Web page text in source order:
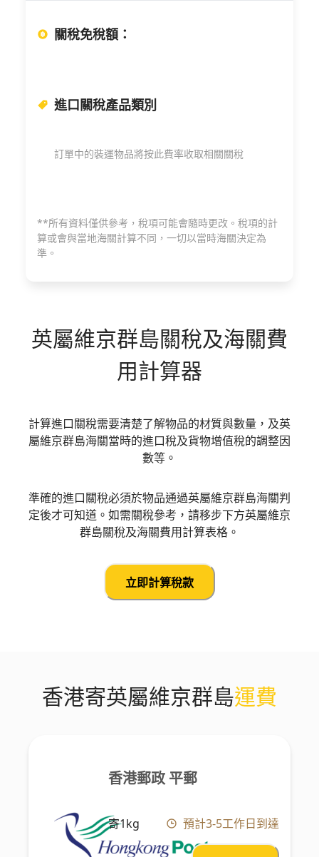
關稅免稅額 ：
進口關稅產品類別
訂單中的裝運物品將按此費率收取相關關稅
**所有資料僅供參考，稅項可能會隨時更改。稅項的計
算或會與當地海關計算不同，一切以當時海關決定為
準。
英屬維京群島關稅及海關費
用計算器
計算進口關稅需要清楚了解物品的材質與數量，及英
屬維京群島海關當時的進口稅及貨物增值稅的調整因
數等。
準確的進口關稅必須於物品通過英屬維京群島海關判
定後才可知道。如需關稅參考，請移步下方英屬維京
群島關稅及海關費用計算表格。
立即計算稅款
香港寄英屬維京群島運費
香港郵政 平郵
寄1kg 預計3-5工作日到達